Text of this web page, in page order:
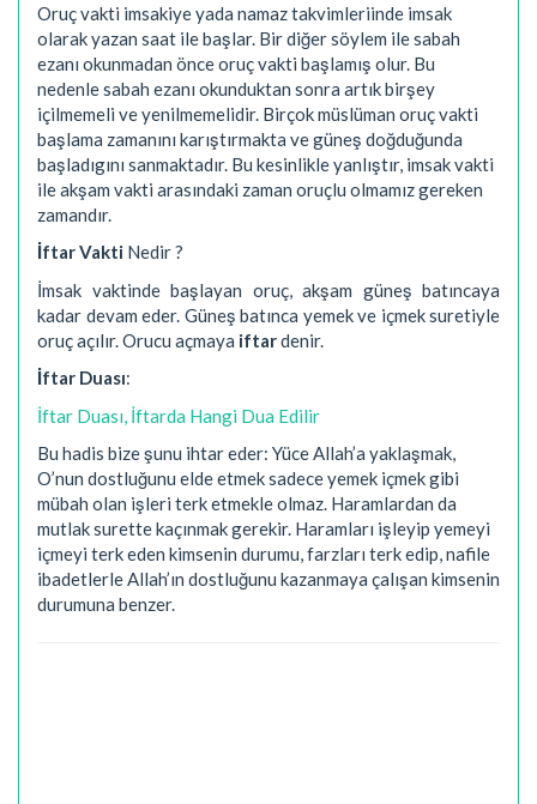
Oruç vakti imsakiye yada namaz takvimleriinde imsak
olarak yazan saat ile başlar. Bir diğer söylem ile sabah
ezanı okunmadan önce oruç vakti başlamış olur. Bu
nedenle sabah ezanı okunduktan sonra artık birşey
içilmemeli ve yenilmemelidir. Birçok müslüman oruç vakti
başlama zamanını karıştırmakta ve güneş doğduğunda
başladıgını sanmaktadır. Bu kesinlikle yanlıştır, imsak vakti
ile akşam vakti arasındaki zaman oruçlu olmamız gereken
zamandır.
İftar Vakti Nedir ?
İmsak vaktinde başlayan oruç, akşam güneş batıncaya
kadar devam eder. Güneş batınca yemek ve içmek suretiyle
oruç açılır. Orucu açmaya iftardenir.
İftar Duası:
İftar Duası, İftarda Hangi Dua Edilir
Bu hadis bize şunu ihtar eder: Yüce Allah’a yaklaşmak,
O’nun dostluğunu elde etmek sadece yemek içmek gibi
mübah olan işleri terk etmekle olmaz. Haramlardan da
mutlak surette kaçınmak gerekir. Haramları işleyip yemeyi
içmeyi terk eden kimsenin durumu, farzları terk edip, nafile
ibadetlerle Allah’ın dostluğunu kazanmaya çalışan kimsenin
durumuna benzer.